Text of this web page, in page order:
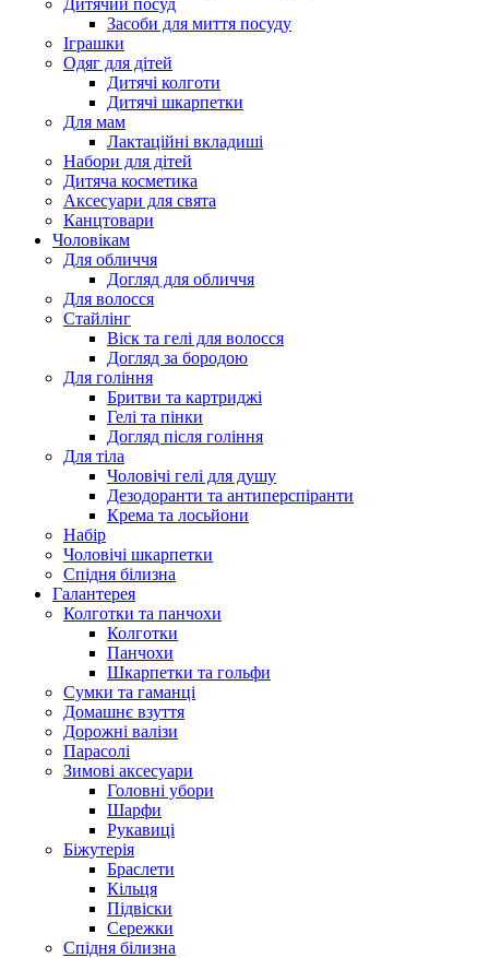
Дитячий посуд
Засоби для миття посуду
Іграшки
Одяг для дітей
Дитячі колготи
Дитячі шкарпетки
Для мам
Лактаційні вкладиші
Набори для дітей
Дитяча косметика
Аксесуари для свята
Канцтовари
Чоловікам
Для обличчя
Догляд для обличчя
Для волосся
Стайлінг
Віск та гелі для волосся
Догляд за бородою
Для гоління
Бритви та картриджі
Гелі та пінки
Догляд після гоління
Для тіла
Чоловічі гелі для душу
Дезодоранти та антиперспіранти
Крема та лосьйони
Набір
Чоловічі шкарпетки
Спідня білизна
Галантерея
Колготки та панчохи
Колготки
Панчохи
Шкарпетки та гольфи
Сумки та гаманці
Домашнє взуття
Дорожні валізи
Парасолі
Зимові аксесуари
Головні убори
Шарфи
Рукавиці
Біжутерія
Браслети
Кільця
Підвіски
Сережки
Спідня білизна